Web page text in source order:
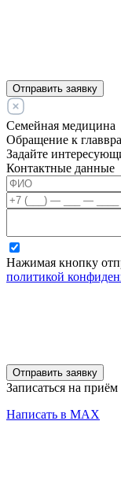
Отправить заявку
Семейная медицина
Обращение к
Задайте
Контактные данные
Нажимая кнопку
политикой
Отправить заявку
Записаться на приём
Написать в MAX